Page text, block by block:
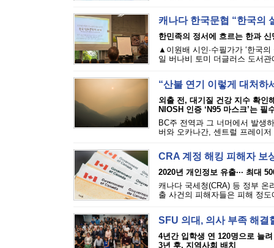
캐나다 한국문협 “한국의
한민족의 정서에 흐르는 한과 신
▲이원배 시인·수필가가 ‘한국
일 버나비 토미 더글러스 도서관
“산불 연기 이렇게 대처하
외출 전, 대기질 건강 지수 확인
NIOSH 인증 ‘N95 마스크’는 필
BC주 전역과 그 너머에서 발생
버와 오카나간, 센트럴 프레이
CRA 계정 해킹 피해자 보
2020년 개인정보 유출··· 최대
캐나다 국세청(CRA) 등 정부 온
출 사건의 피해자들은 피해 정
SFU 의대, 의사 부족 해
4년간 입학생 연 120명으로 늘려
3년 후, 지역사회 배치